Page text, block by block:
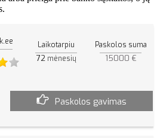
Laikotarpiu
72mėnesių
Paskolos suma
15000 €
Paskolos gavimas